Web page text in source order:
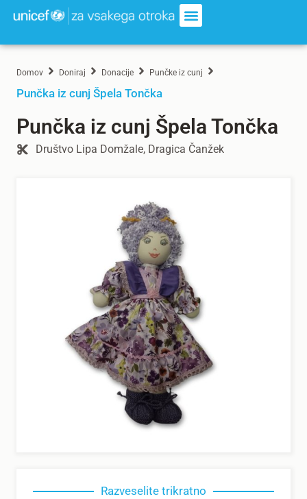
Domov Doniraj Donacije Punčke iz cunj
Punčka iz cunj Špela Tončka
Punčka iz cunj Špela Tončka
Društvo Lipa Domžale, Dragica Čanžek
Razveselite trikratno